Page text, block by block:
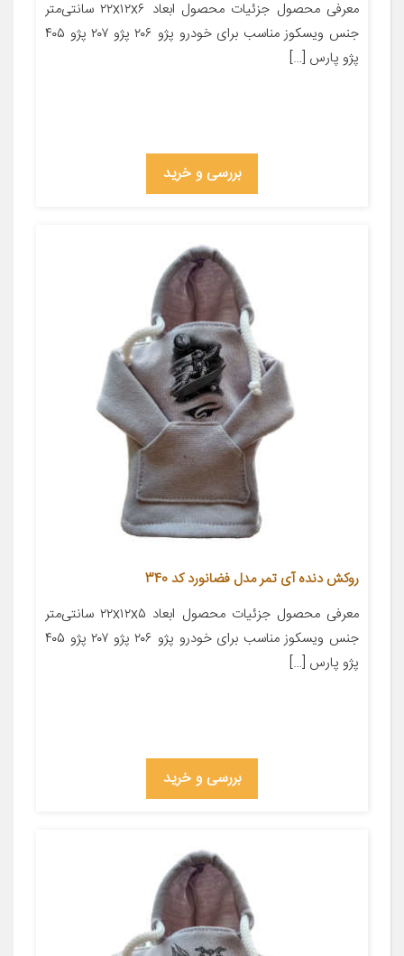
معرفی محصول جزئیات محصول ابعاد ۲۲x۱۲x۶ سانتی‌متر
جنس ویسکوز مناسب برای خودرو پژو ۲۰۶ پژو ۲۰۷ پژو ۴۰۵
پژو پارس […]
بررسی و خرید
روکش دنده آی تمر مدل فضانورد کد 340
معرفی محصول جزئیات محصول ابعاد ۲۲x۱۲x۵ سانتی‌متر
جنس ویسکوز مناسب برای خودرو پژو ۲۰۶ پژو ۲۰۷ پژو ۴۰۵
پژو پارس […]
بررسی و خرید